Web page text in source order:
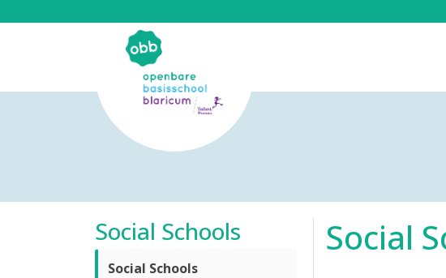
Social Schools
Social Schools
Social